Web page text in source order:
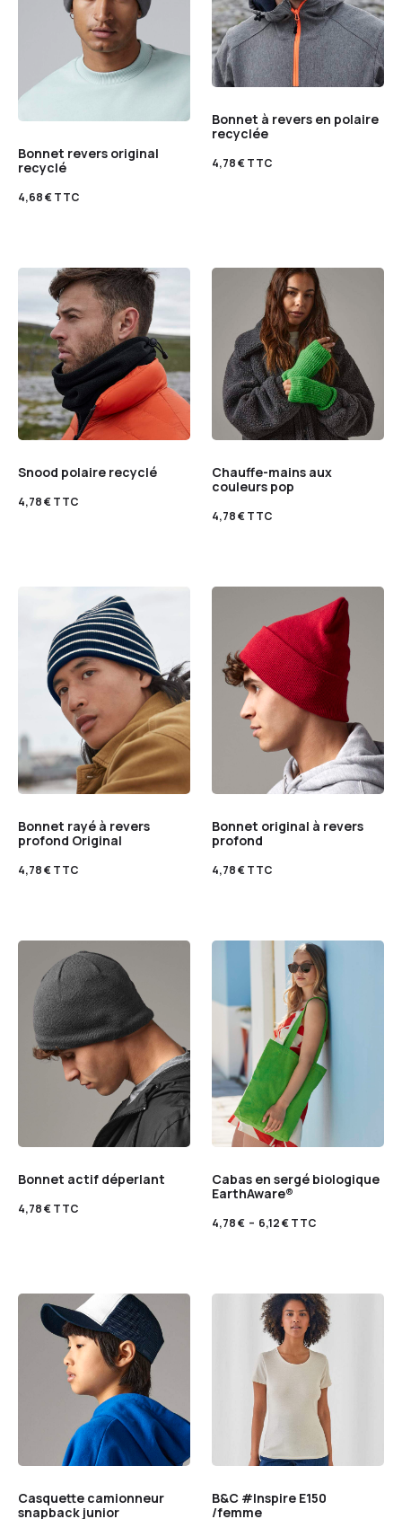
Bonnet revers original
recyclé
4,68€TTC
Bonnet à revers en polaire
recyclée
4,78€TTC
Snood polaire recyclé
4,78€TTC
Chauffe-mains aux
couleurs pop
4,78€TTC
Bonnet rayé à revers
profond Original
4,78€TTC
Bonnet original à revers
profond
4,78€TTC
Bonnet actif déperlant
4,78€TTC
Cabas en sergé biologique
EarthAware®
4,78€ – 6,12€TTC
Casquette camionneur
snapback junior
B&C #Inspire E150
/femme